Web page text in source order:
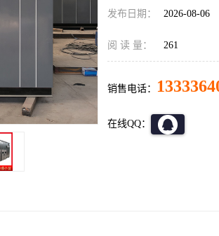
发布日期： 2026-08-06
阅 读 量： 261
销售电话：
在线QQ：